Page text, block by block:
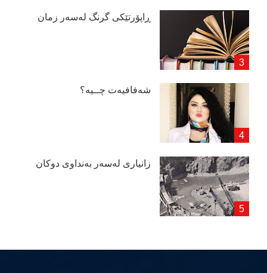
ڕاپۆرتێكی گرنگ لەسەر زمان
شەفافیەت چــیە؟
زانیاری لەسەر بەنداوی دوكان